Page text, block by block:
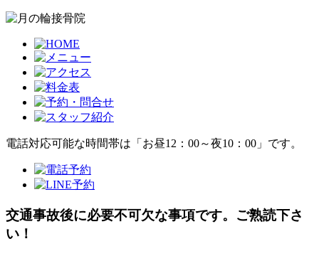
電話対応可能な時間帯は「お昼12：00～夜10：00」です。
交通事故後に必要不可欠な事項です。ご熟読下さ
い！